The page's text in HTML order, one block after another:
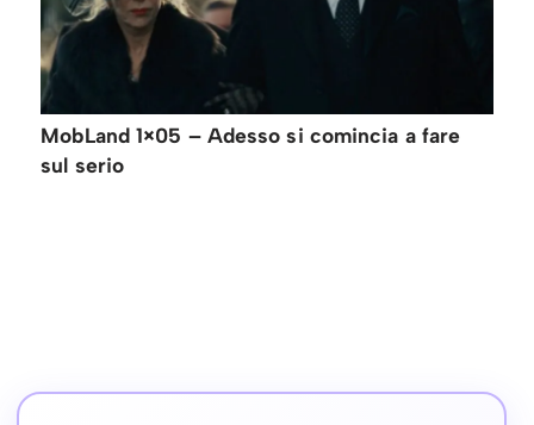
MobLand 1×05 – Adesso si comincia a fare
sul serio